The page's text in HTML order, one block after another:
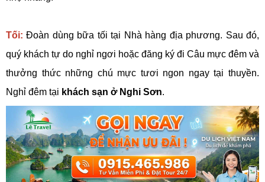
Tối: Đoàn dùng bữa tối tại Nhà hàng địa phương. Sau đó,
quý khách tự do nghỉ ngơi hoặc đăng ký đi Câu mực đêm và
thưởng thức những chú mực tươi ngon ngay tại thuyền.
Nghỉ đêm tại khách sạn ở Nghi Sơn.